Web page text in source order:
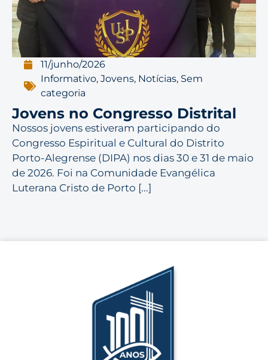
11/junho/2026
Informativo,Jovens, Notícias, Sem
categoria
Jovens no Congresso Distrital
Nossos jovens estiveram participando do
Congresso Espiritual e Cultural do Distrito
Porto-Alegrense (DIPA) nos dias 30 e 31 de maio
de 2026. Foi na Comunidade Evangélica
Luterana Cristo de Porto [...]